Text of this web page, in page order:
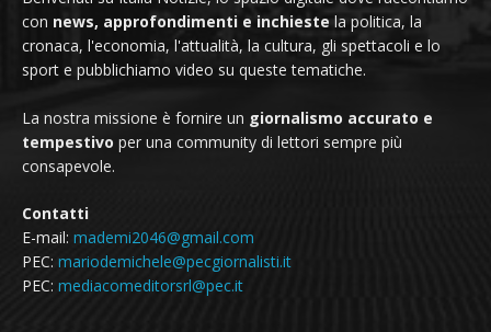
con news, approfondimenti e inchieste la politica, la
cronaca, l'economia, l'attualità, la cultura, gli spettacoli e lo
sport e pubblichiamo video su queste tematiche.
La nostra missione è fornire un giornalismo accurato e
tempestivo per una community di lettori sempre più
consapevole.
Contatti
E-mail: mademi2046@gmail.com
PEC: mariodemichele@pecgiornalisti.it
PEC: mediacomeditorsrl@pec.it